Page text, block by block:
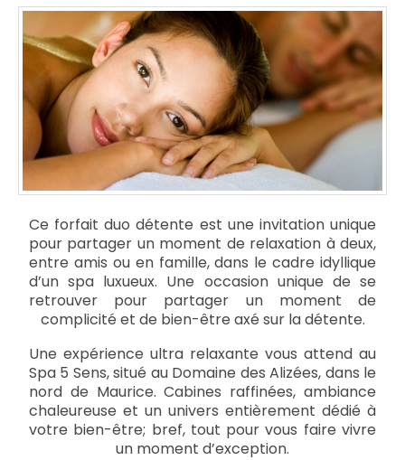
Ce forfait duo détente est une invitation unique
pour partager un moment de relaxation à deux,
entre amis ou en famille, dans le cadre idyllique
d’un spa luxueux. Une occasion unique de se
retrouver pour partager un moment de
complicité et de bien-être axé sur la détente.
Une expérience ultra relaxante vous attend au
Spa 5 Sens, situé au Domaine des Alizées, dans le
nord de Maurice. Cabines raffinées, ambiance
chaleureuse et un univers entièrement dédié à
votre bien-être; bref, tout pour vous faire vivre
un moment d’exception.